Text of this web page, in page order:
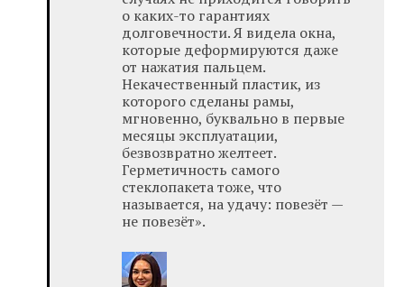
о каких-то гарантиях
долговечности. Я видела окна,
которые деформируются даже
от нажатия пальцем.
Некачественный пластик, из
которого сделаны рамы,
мгновенно, буквально в первые
месяцы эксплуатации,
безвозвратно желтеет.
Герметичность самого
стеклопакета тоже, что
называется, на удачу: повезёт —
не повезёт».